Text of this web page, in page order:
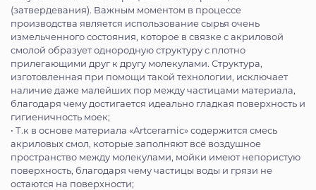
(затвердевания). Важным моментом в процессе
производства является использование сырья очень
измельченного состояния, которое в связке с акриловой
смолой образует однородную структуру с плотно
прилегающими друг к другу молекулами. Структура,
изготовленная при помощи такой технологии, исключает
наличие даже малейших пор между частицами материала,
благодаря чему достигается идеально гладкая поверхность и
гигиеничность моек;
• Т.к в основе материала «Artceramic» содержится смесь
акриловых смол, которые заполняют всё воздушное
пространство между молекулами, мойки имеют непористую
поверхность, благодаря чему частицы воды и грязи не
остаются на поверхности;